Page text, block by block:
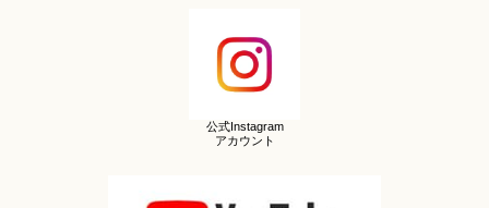
公式Instagram
アカウント